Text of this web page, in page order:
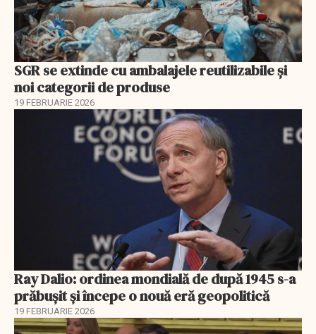
SGR se extinde cu ambalajele reutilizabile și
noi categorii de produse
19 FEBRUARIE 2026
Ray Dalio: ordinea mondială de după 1945 s-a
prăbușit și începe o nouă eră geopolitică
19 FEBRUARIE 2026